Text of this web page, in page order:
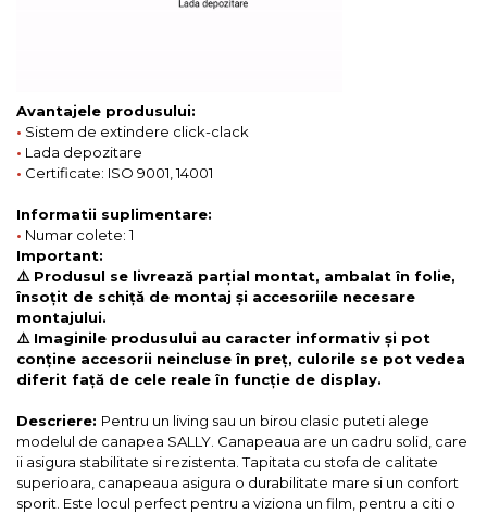
Avantajele produsului:
• Sistem de extindere click-clack
• Lada depozitare
• Certificate: ISO 9001, 14001
Informatii suplimentare:
• Numar colete: 1
Important:
⚠️ Produsul se livrează parțial montat, ambalat în folie,
însoțit de schiță de montaj și accesoriile necesare
montajului.
⚠️ Imaginile produsului au caracter informativ și pot
conține accesorii neincluse în preț, culorile se pot vedea
diferit față de cele reale în funcție de display.
Descriere: Pentru un living sau un birou clasic puteti alege
modelul de canapea SALLY. Canapeaua are un cadru solid, care
ii asigura stabilitate si rezistenta. Tapitata cu stofa de calitate
superioara, canapeaua asigura o durabilitate mare si un confort
sporit. Este locul perfect pentru a viziona un film, pentru a citi o